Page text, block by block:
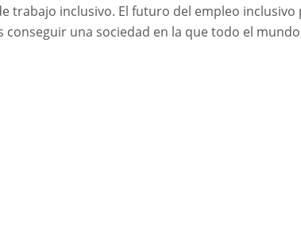
trabajo inclusivo. El futuro del empleo
una sociedad en la que todo el